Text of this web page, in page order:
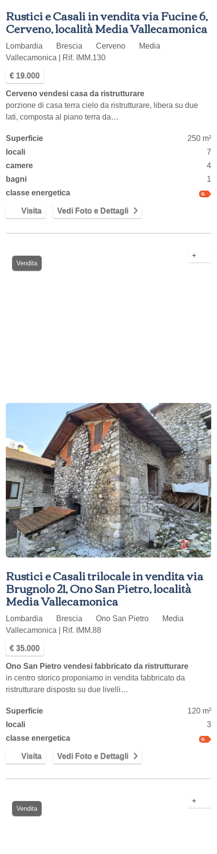
Rustici e Casali in vendita via Fucine 6,
Cerveno, località Media Vallecamonica
Lombardia Brescia Cerveno
Media
Vallecamonica | Rif. IMM.130
€ 19.000
Cerveno vendesi casa da ristrutturare
porzione di casa terra cielo da ristrutturare, libera su due
lati, composta al piano terra da…
Superficie
250 m²
locali
7
camere
4
bagni
1
classe energetica
Visita Vedi Foto e Dettagli
Vendita
+
Rustici e Casali trilocale in vendita via
Brugnolo 21, Ono San Pietro, località
Media Vallecamonica
Lombardia Brescia Ono San Pietro
Media
Vallecamonica | Rif. IMM.88
€ 35.000
Ono San Pietro vendesi fabbricato da ristrutturare
in centro storico proponiamo in vendita fabbricato da
ristrutturare disposto su due livelli…
Superficie
120 m²
locali
3
classe energetica
Visita Vedi Foto e Dettagli
Vendita
+